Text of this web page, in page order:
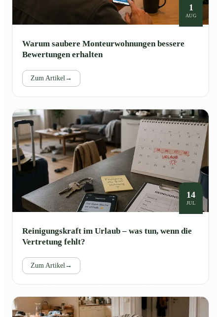
1
AUG
Warum saubere Monteurwohnungen bessere
Bewertungen erhalten
Zum Artikel →
14
JUL
Reinigungskraft im Urlaub – was tun, wenn die
Vertretung fehlt?
Zum Artikel →